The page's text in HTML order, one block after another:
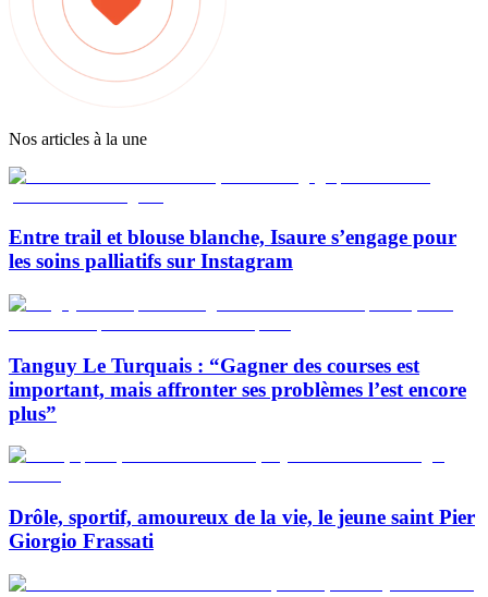
Nos articles à la une
Entre trail et blouse blanche, Isaure s’engage pour
les soins palliatifs sur Instagram
Tanguy Le Turquais : “Gagner des courses est
important, mais affronter ses problèmes l’est encore
plus”
Drôle, sportif, amoureux de la vie, le jeune saint Pier
Giorgio Frassati